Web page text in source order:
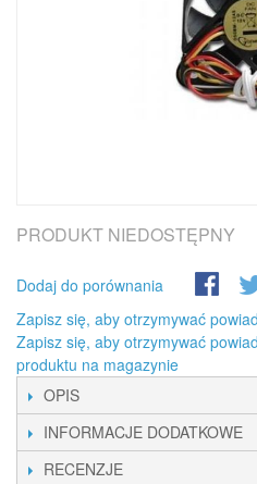
PRODUKT NIEDOSTĘPNY
Dodaj do porównania
Zapisz się, aby otrzymywać
Zapisz się, aby otrzymywać
produktu na magazynie
OPIS
INFORMACJE DODATKOWE
RECENZJE